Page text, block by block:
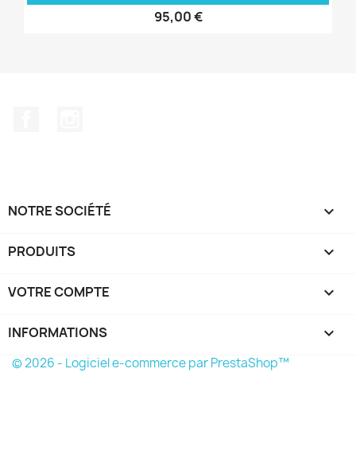
95,00 €
NOTRE SOCIÉTÉ 
PRODUITS 
VOTRE COMPTE 
INFORMATIONS keyboard_arrow_down
© 2026 - Logiciel e-commerce par PrestaShop™